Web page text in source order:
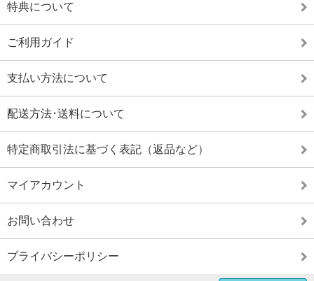
特典について
ご利用ガイド
支払い方法について
配送方法･送料について
特定商取引法に基づく表記（返品など）
マイアカウント
お問い合わせ
プライバシーポリシー